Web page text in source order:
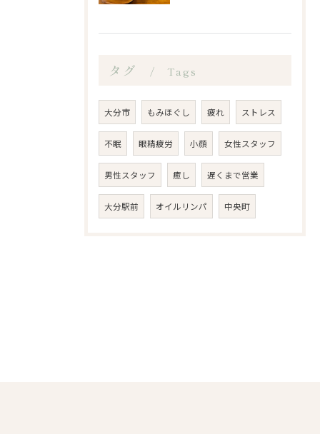
タグ Tags
大分市 もみほぐし 疲れ ストレス
不眠 眼精疲労 小顔 女性スタッフ
男性スタッフ 癒し 遅くまで営業
大分駅前 オイルリンパ 中央町